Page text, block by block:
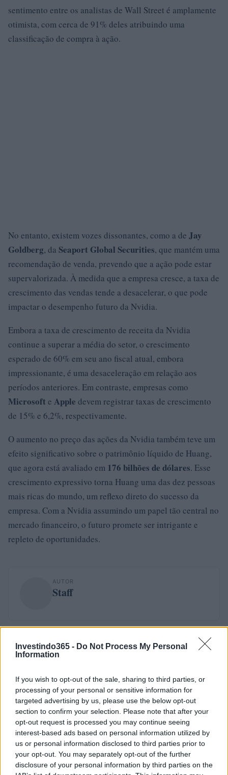
Investindo365 - Do Not Process My Personal
Information
If you wish to opt-out of the sale, sharing to third parties, or
processing of your personal or sensitive information for
targeted advertising by us, please use the below opt-out
section to confirm your selection. Please note that after your
opt-out request is processed you may continue seeing
interest-based ads based on personal information utilized by
us or personal information disclosed to third parties prior to
your opt-out. You may separately opt-out of the further
disclosure of your personal information by third parties on the
sentimento entre os analistas de Wall Street é amplamente
otimista, com cerca de 91% deles atribuindo uma
classificação de compra à ação.
No entanto, existem vozes dissonantes, como a de Jay
Goldberg, da Seaport Global Securities, que mantém uma
recomendação de venda, prevendo que a ação pode estar
supervalorizada. À medida que a empresa cresce, a taxa de
crescimento das vendas tende a desacelerar, o que pode
impactar o desempenho futuro da Nvidia.
Embora a taxa de crescimento de receita da Nvidia
continue a superar a média do setor, o crescimento
esperado de 60% em seu ano fiscal atual, embora
impressionante, é uma desaceleração em relação aos
períodos anteriores. Em contraste, empresas como
Microsoft e Apple devem registrar taxas de crescimento
de 15% e 6,2%, respectivamente.
O aumento no preço das ações da Nvidia também teve um
efeito significativo sobre o patrimônio líquido de Huang,
que agora está avaliado em 176 bilhões de dólares. Esse
crescimento expressivo torna Huang uma das dez pessoas
mais ricas do mundo, um reflexo direto do sucesso da
empresa. Com a Nvidia assumindo um papel tão central no
mercado financeiro, o futuro promete ser intrigante e
repleto de oportunidades.
AUTOR
Staff